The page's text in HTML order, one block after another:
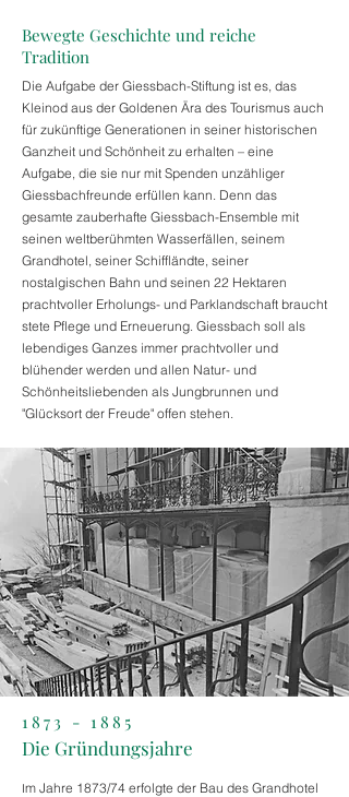
Bewegte Geschichte und reiche
Tradition
Die Aufgabe der Giessbach-Stiftung ist es, das
Kleinod aus der Goldenen Ära des Tourismus auch
für zukünftige Generationen in seiner historischen
Ganzheit und Schönheit zu erhalten – eine
Aufgabe, die sie nur mit Spenden unzähliger
Giessbachfreunde erfüllen kann. Denn das
gesamte zauberhafte Giessbach-Ensemble mit
seinen weltberühmten Wasserfällen, seinem
Grandhotel, seiner Schiffländte, seiner
nostalgischen Bahn und seinen 22 Hektaren
prachtvoller Erholungs- und Parklandschaft braucht
stete Pflege und Erneuerung. Giessbach soll als
lebendiges Ganzes immer prachtvoller und
blühender werden und allen Natur- und
Schönheitsliebenden als Jungbrunnen und
"Glücksort der Freude" offen stehen.
1873 - 1885
Die Gründungsjahre
Im Jahre 1873/74 erfolgte der Bau des Grandhotel